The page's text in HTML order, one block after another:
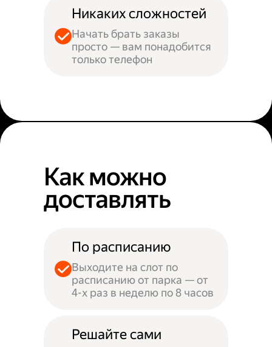
Никаких сложностей
Начать брать заказы
просто — вам понадобится
только телефон
Как можно
доставлять
По расписанию
Выходите на слот по
расписанию от парка — от
4-х раз в неделю по 8 часов
Решайте сами